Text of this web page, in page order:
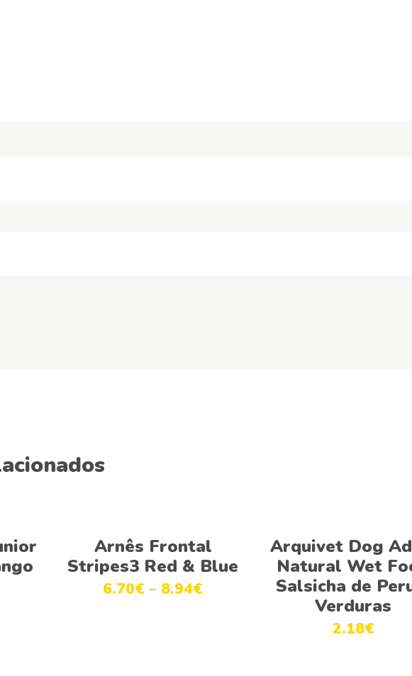
Ver opções
Arnês Frontal
Stripes3 Red & Blue
6.70€ – 8.94€
Ver opções
Arquivet Dog
Natural Wet
Salsicha de
Verduras
2.18€